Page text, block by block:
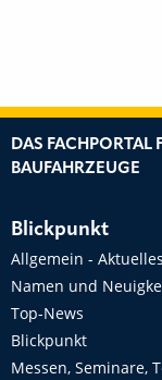
DAS FACHPORTAL
BAUFAHRZEUGE
Blickpunkt
Allgemein - Aktuelles
Namen und
Top-News
Blickpunkt
Messen, Seminare,